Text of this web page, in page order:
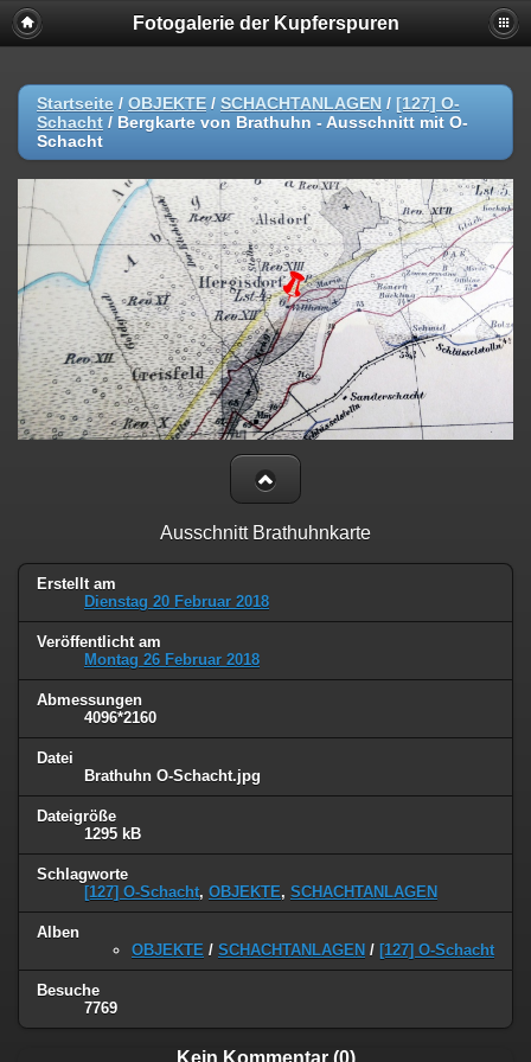
Fotogalerie der Kupferspuren
Startseite / OBJEKTE / SCHACHTANLAGEN / [127] O-
Schacht / Bergkarte von Brathuhn - Ausschnitt mit O-
Schacht
Ausschnitt Brathuhnkarte
Erstellt am
Dienstag 20 Februar 2018
Veröffentlicht am
Montag 26 Februar 2018
Abmessungen
4096*2160
Datei
Brathuhn O-Schacht.jpg
Dateigröße
1295 kB
Schlagworte
[127] O-Schacht, OBJEKTE, SCHACHTANLAGEN
Alben
OBJEKTE / SCHACHTANLAGEN / [127] O-Schacht
Besuche
7769
Kein Kommentar (0)